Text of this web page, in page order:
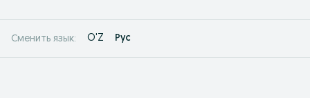
Сменить язык: O'Z Рус